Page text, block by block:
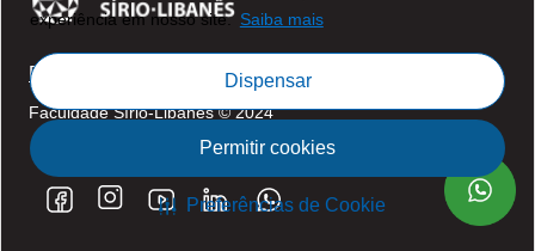
experiência em nosso site. Saiba mais
Permitir cookies
Dispensar
Preferências de Cookie
Política de Privacidade
Faculdade Sírio-Libanês © 2024